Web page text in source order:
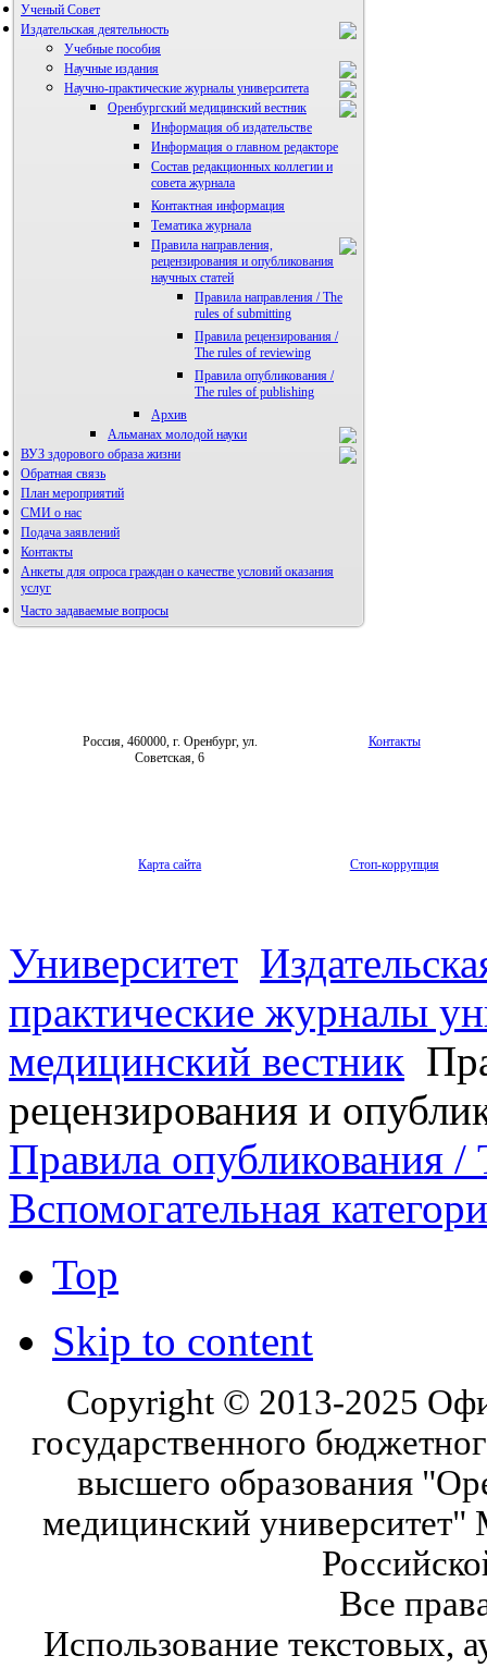
Ученый Совет
Издательская деятельность
Учебные пособия
Научные издания
Научно-практические журналы университета
Оренбургский медицинский вестник
Информация об издательстве
Информация о главном редакторе
Состав редакционных коллегии и
совета журнала
Контактная информация
Тематика журнала
Правила направления,
рецензирования и опубликования
научных статей
Правила направления / The
rules of submitting
Правила рецензирования /
The rules of reviewing
Правила опубликования /
The rules of publishing
Архив
Альманах молодой науки
Редакция журнала
ВУЗ здорового образа жизни
Фотогалерея
Обратная связь
План мероприятий
СМИ о нас
Подача заявлений
Контакты
Анкеты для опроса граждан о качестве условий оказания
услуг
Часто задаваемые вопросы
Россия, 460000, г. Оренбург, ул.
Советская, 6
Контакты
Карта сайта Стоп-коррупция
Университет
практические журналы
медицинский вестник
рецензирования и
Правила опубликования
Вспомогательная
Top
Skip to content
Copyright © 2013-2025
государственного
высшего образования
медицинский университет"
Все
Использование текстовых,